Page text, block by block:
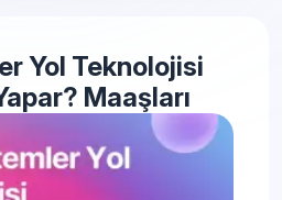
Yol Teknolojisi
Maaşları